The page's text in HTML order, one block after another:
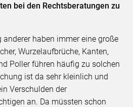
bei den Rechtsberatungen zu
anderer haben immer eine große
Wurzelaufbrüche, Kanten,
Poller führen häufig zu solchen
ist da sehr kleinlich und
Verschulden der
an. Da müssten schon